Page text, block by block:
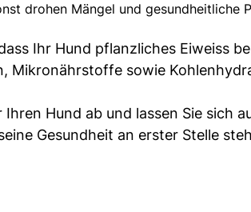
drohen Mängel und gesundheitliche
Ihr Hund pflanzliches Eiweiss
Mikronährstoffe sowie
Hund ab und lassen Sie sich
Gesundheit an erster Stelle